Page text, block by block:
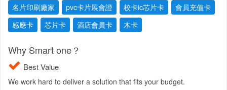
名片印刷廠家 pvc卡片展會證 校卡ic芯片卡
會員充值卡
感應卡
芯片卡 酒店會員卡 木卡
Why Smart one？
Best Value
We work hard to deliver a solution that fits your budget.